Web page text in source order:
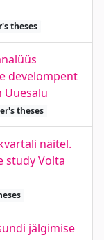
theses
develompent
theses
näitel.
study Volta
jälgimise